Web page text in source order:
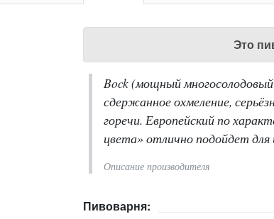
Это
Bock (мощный
сдержанное охмеление,
горечи. Европейский по
цвета» отлично подойдет
Описание производителя
Пивоварня: